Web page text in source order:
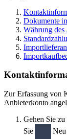
Dokumente
Währung des
Zur Erfassung von
Anbieterkonto
Gehen Sie zu
Sie